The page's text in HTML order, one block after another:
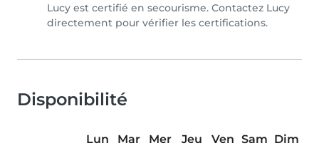
Lucy est certifié en secourisme. Contactez Lucy
directement pour vérifier les certifications.
Disponibilité
Lun Mar Mer Jeu Ven Sam Dim